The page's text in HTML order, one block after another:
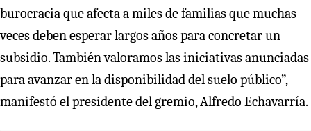
burocracia que afecta a miles de familias que muchas
veces deben esperar largos años para concretar un
subsidio. También valoramos las iniciativas anunciadas
para avanzar en la disponibilidad del suelo público”,
manifestó el presidente del gremio, Alfredo Echavarría.